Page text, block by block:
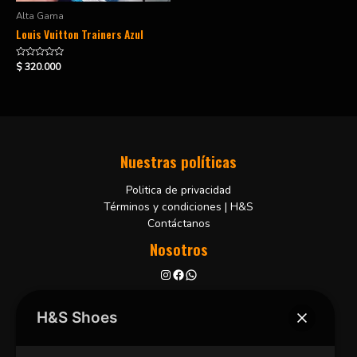
Alta Gama
Louis Vuitton Trainers Azul
Valorado
en
$320.000
Nuestras políticas
Politica de privacidad
Términos y condiciones | H&S
Contáctanos
Nosotros
H&S Shoes